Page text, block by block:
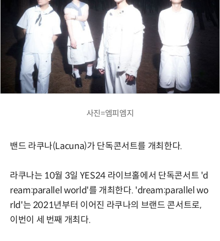
사진=엠피엠지
밴드 라쿠나(Lacuna)가 단독콘서트를 개최한다.
라쿠나는 10월 3일 YES24 라이브홀에서 단독콘서트 'd
ream:parallel world'를 개최한다. 'dream:parallel wo
rld'는 2021년부터 이어진 라쿠나의 브랜드 콘서트로,
이번이 세 번째 개최다.